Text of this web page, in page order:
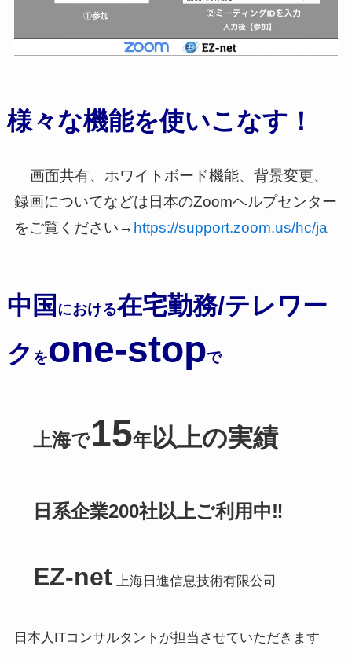
様々な機能を使いこなす！
画面共有、ホワイトボード機能、背景変更、
録画についてなどは日本のZoomヘルプセンター
をご覧ください→ https://support.zoom.us/hc/ja
中国 における在宅勤務/テレワー
ク をone-stopで
上海で15年以上の実績
日系企業200社以上ご利用中‼️
EZ-net上海日進信息技術有限公司
日本人ITコンサルタントが担当させていただきます